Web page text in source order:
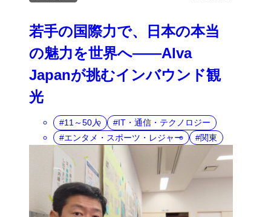
若手の国際力で、日本の本当
の魅力を世界へ――Alva
Japanが挑むインバウンド観
光
11～50人
IT・通信・テクノロジー
エンタメ・スポーツ・レジャー
関東